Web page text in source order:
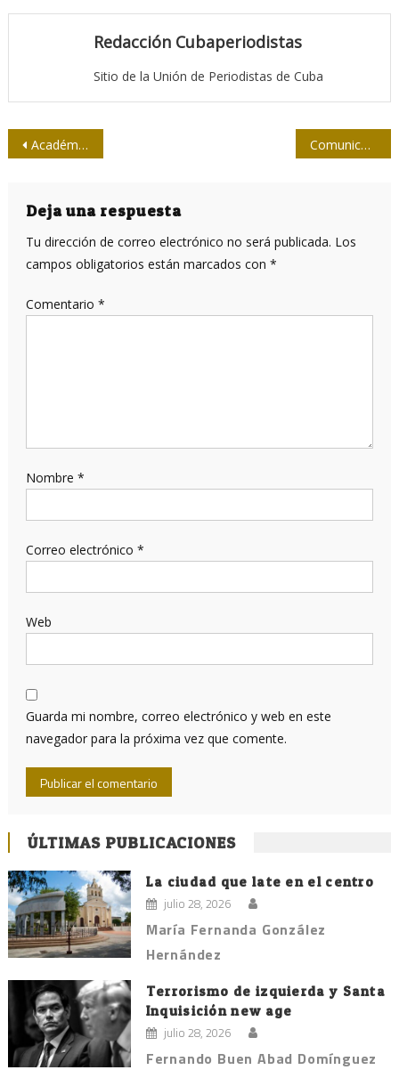
Redacción Cubaperiodistas
Sitio de la Unión de Periodistas de Cuba
Navegación
entradas
Académicos y periodistas debaten sobre Comunicación y Lingüística Comunicadores santiagueros recuerdan la vigencia del pensamiento martiano
Deja una respuesta
Tu dirección de correo electrónico no será publicada. Los
campos obligatorios están marcados con *
Comentario *
Nombre *
Correo electrónico *
Web
Guarda mi nombre, correo electrónico y web en este
navegador para la próxima vez que comente.
ÚLTIMAS PUBLICACIONES
La ciudad que late en el centro
julio 28, 2026
María Fernanda González
Hernández
Terrorismo de izquierda y Santa
Inquisición new age
julio 28, 2026
Fernando Buen Abad Domínguez